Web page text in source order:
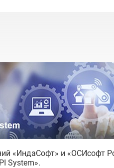
«ИндаСофт» и «ОСИсофт
System».